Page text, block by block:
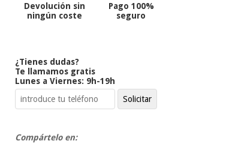
Devolución sin
ningún coste
Pago 100%
seguro
¿Tienes dudas?
Te llamamos gratis
Lunes a Viernes: 9h-19h
Compártelo en: